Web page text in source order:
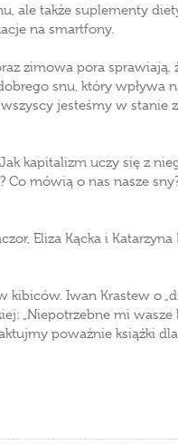
ale także suplementy
na smartfony.
zimowa pora
snu, który wpływa
jesteśmy w
kapitalizm uczy się z
mówią o nas nasze
Eliza Kącka i
kibiców. Iwan Krastew o
„Niepotrzebne mi wasze
poważnie książki